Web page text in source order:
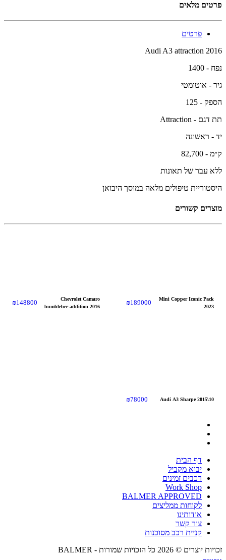
פרטים מלאים
פרטים
Audi A3 attraction 2016
נפח - 1400
גיר - אוטומטי
הספק - 125
תת דגם - Attraction
יד - ראשונה
ק״מ - 82,700
ללא עבר של תאונות
היסטוריית טיפולים מלאה במוסך היבואן
מוצרים קשורים
Mini Copper Iconic Pack
2023
₪189000
Chevrolet Camaro
bumblebee addition 2016
₪148800
Audi A3 Sharpe 2015\10
₪78000
דף הבית
יבוא מקביל
רכבים זמינים
Work Shop
BALMER APPROVED
לקוחות ממליצים
אודותינו
צור קשר
קניית רכב מסוכנות
זכויות יוצרים © 2026 כל הזכויות שמורות -
BALMER